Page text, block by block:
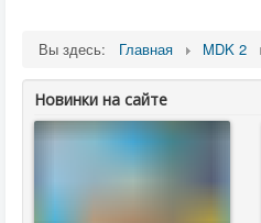
Вы здесь: Главная MDK 2
Новинки на сайте